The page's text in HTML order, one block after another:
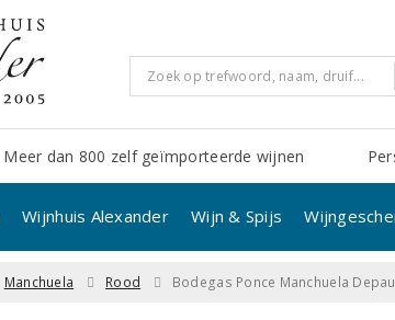
Meer dan 800 zelf geïmporteerde wijnen
Wijnhuis Alexander Wijn & Spijs
Manchuela Rood Bodegas Ponce Manchuela